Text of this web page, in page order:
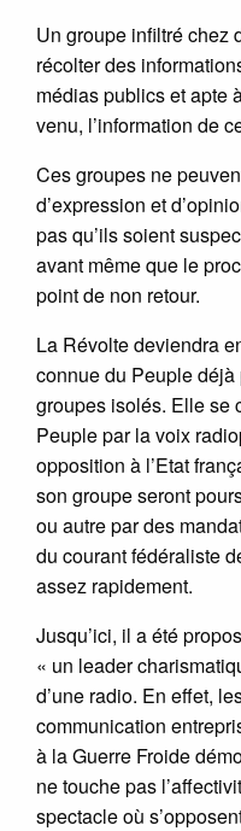
Un groupe infiltré chez
récolter des
médias publics et apte
venu, l’information de
Ces groupes ne
d’expression et
pas qu’ils soient
avant même que le
point de non retour.
La Révolte deviendra
connue du Peuple déjà
groupes isolés. Elle se
Peuple par la voix
opposition à l’Etat
son groupe seront
ou autre par des
du courant fédéraliste
assez rapidement.
Jusqu’ici, il a été
« un leader
d’une radio. En effet,
communication
à la Guerre Froide
ne touche pas
spectacle où